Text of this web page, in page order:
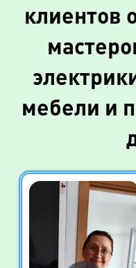
клиентов
мебели и